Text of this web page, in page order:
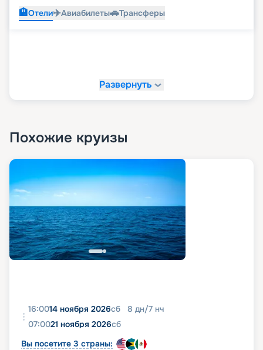
🏨Отели✈️Авиабилеты🚗Трансферы
Развернуть
Похожие круизы
16:0014 ноября 2026сб 8 дн/7 нч
07:0021 ноября 2026сб
Вы посетите 3 страны: